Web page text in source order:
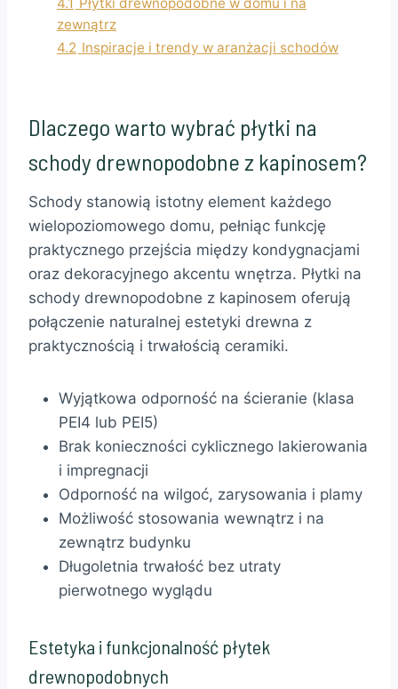
zewnątrz
4.2 Inspiracje i trendy w aranżacji schodów
Dlaczego warto wybrać płytki na
schody drewnopodobne z kapinosem?
Schody stanowią istotny element każdego
wielopoziomowego domu, pełniąc funkcję
praktycznego przejścia między kondygnacjami
oraz dekoracyjnego akcentu wnętrza. Płytki na
schody drewnopodobne z kapinosem oferują
połączenie naturalnej estetyki drewna z
praktycznością i trwałością ceramiki.
Wyjątkowa odporność na ścieranie (klasa
PEI4 lub PEI5)
Brak konieczności cyklicznego lakierowania
i impregnacji
Odporność na wilgoć, zarysowania i plamy
Możliwość stosowania wewnątrz i na
zewnątrz budynku
Długoletnia trwałość bez utraty
pierwotnego wyglądu
Estetyka i funkcjonalność płytek
drewnopodobnych